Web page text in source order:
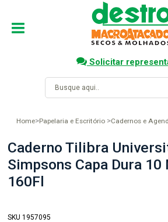
Solicitar
Home Papelaria e Escritório Cadernos e
Caderno Tilibra
Simpsons Capa Dura
160Fl
SKU 1957095